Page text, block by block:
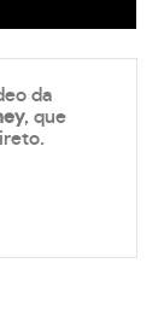
da
, que